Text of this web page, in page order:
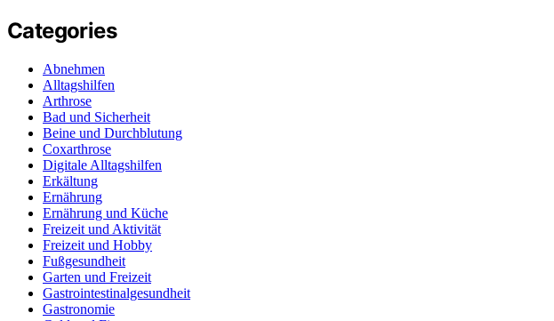
Categories
Abnehmen
Alltagshilfen
Arthrose
Bad und Sicherheit
Beine und Durchblutung
Coxarthrose
Digitale Alltagshilfen
Erkältung
Ernährung
Ernährung und Küche
Freizeit und Aktivität
Freizeit und Hobby
Fußgesundheit
Garten und Freizeit
Gastrointestinalgesundheit
Gastronomie